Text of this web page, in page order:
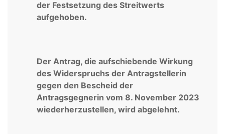
der Festsetzung des Streitwerts
aufgehoben.
Der Antrag, die aufschiebende Wirkung
des Widerspruchs der Antragstellerin
gegen den Bescheid der
Antragsgegnerin vom 8. November 2023
wiederherzustellen, wird abgelehnt.